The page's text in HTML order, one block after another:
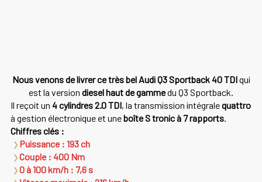
Nous venons de livrer ce très bel Audi Q3 Sportback 40 TDIqui
est la version diesel haut de gammedu Q3 Sportback.
Il reçoit un 4 cylindres 2.0 TDI, la transmission intégralequattro
à gestion électronique et uneboîte S tronic à 7 rapports.
Chiffres clés :
Puissance : 193 ch
Couple : 400 Nm
0 à 100 km/h : 7,6 s